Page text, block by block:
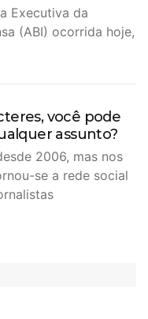
Executiva da
(ABI) ocorrida hoje,
você pode
assunto?
2006, mas nos
se a rede social